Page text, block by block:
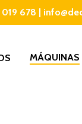
019 678 |
MÁQUINAS